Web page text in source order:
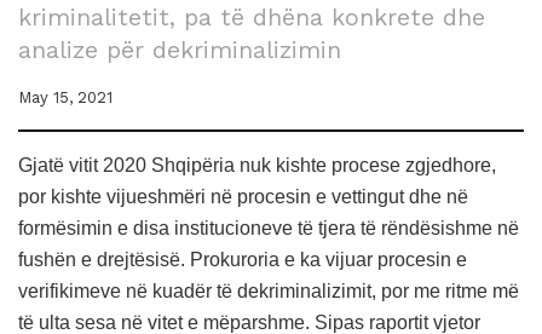
kriminalitetit, pa të dhëna konkrete dhe
analize për dekriminalizimin
May 15, 2021
Gjatë vitit 2020 Shqipëria nuk kishte procese zgjedhore,
por kishte vijueshmëri në procesin e vettingut dhe në
formësimin e disa institucioneve të tjera të rëndësishme në
fushën e drejtësisë. Prokuroria e ka vijuar procesin e
verifikimeve në kuadër të dekriminalizimit, por me ritme më
të ulta sesa në vitet e mëparshme. Sipas raportit vjetor